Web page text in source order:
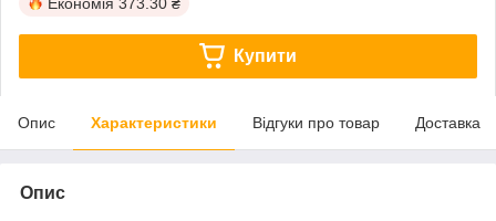
Купити
Опис Характеристики Відгуки про товар Доставка
Опис